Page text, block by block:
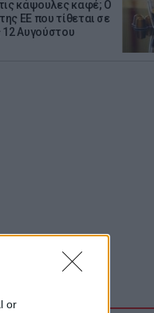
or
κάψουλες καφέ; Ο
ΕΕ που τίθεται σε
12 Αυγούστου